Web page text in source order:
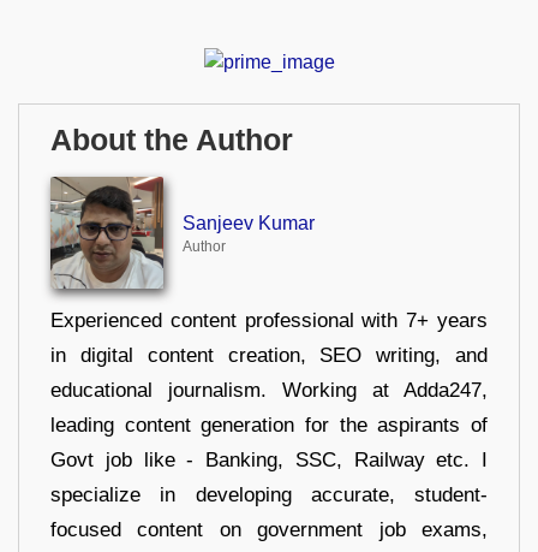
About the Author
Sanjeev Kumar
Author
Experienced content professional with 7+ years
in digital content creation, SEO writing, and
educational journalism. Working at Adda247,
leading content generation for the aspirants of
Govt job like - Banking, SSC, Railway etc. I
specialize in developing accurate, student-
focused content on government job exams,